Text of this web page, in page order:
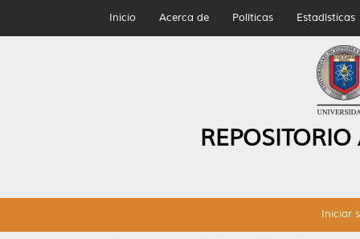
Inicio Acerca de Políticas Estadísticas
Iniciar